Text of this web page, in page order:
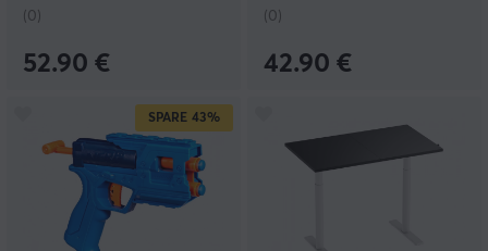
(0)
52.90 €
(0)
42.90 €
SPARE 43%